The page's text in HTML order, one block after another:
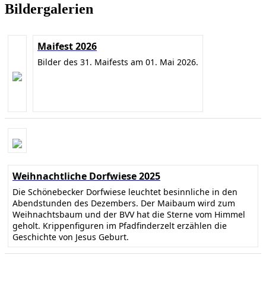
Bildergalerien
Maifest 2026
Bilder des 31. Maifests am 01. Mai 2026.
Weihnachtliche Dorfwiese 2025
Die Schönebecker Dorfwiese leuchtet besinnliche in den
Abendstunden des Dezembers. Der Maibaum wird zum
Weihnachtsbaum und der BVV hat die Sterne vom Himmel
geholt. Krippenfiguren im Pfadfinderzelt erzählen die
Geschichte von Jesus Geburt.